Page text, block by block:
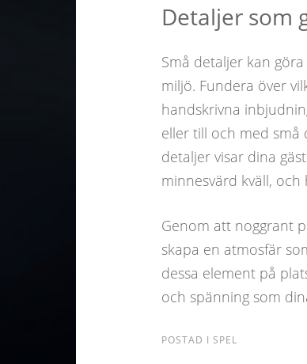
Detaljer som
Små detaljer kan
miljö. Fundera över
handskrivna
eller till och med små
detaljer visar dina
minnesvärd kväll,
Genom att noggrant
skapa en atmosfär
dessa element på
och spänning som
POSTAD I SPEL